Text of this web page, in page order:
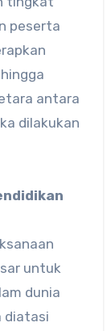
peserta
antara
dilakukan
untuk
dunia
diatasi